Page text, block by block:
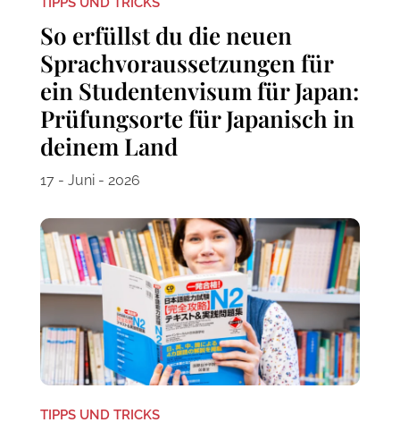
So erfüllst du die neuen
Sprachvoraussetzungen für
ein Studentenvisum für Japan:
Prüfungsorte für Japanisch in
deinem Land
17 - Juni - 2026
TIPPS UND TRICKS